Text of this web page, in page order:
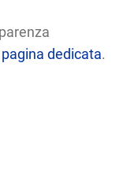
pagina dedicata.